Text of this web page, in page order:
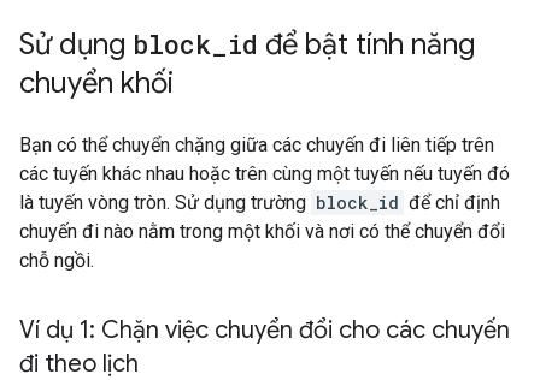
Sử dụng block id để bật tính năng
chuyển khối
Bạn có thể chuyển chặng giữa các chuyến đi liên tiếp trên
các tuyến khác nhau hoặc trên cùng một tuyến nếu tuyến đó
là tuyến vòng tròn. Sử dụng trường block_id để chỉ định
chuyến đi nào nằm trong một khối và nơi có thể chuyển đổi
chỗ ngồi.
Ví dụ 1: Chặn việc chuyển đổi cho các chuyến
đi theo lịch